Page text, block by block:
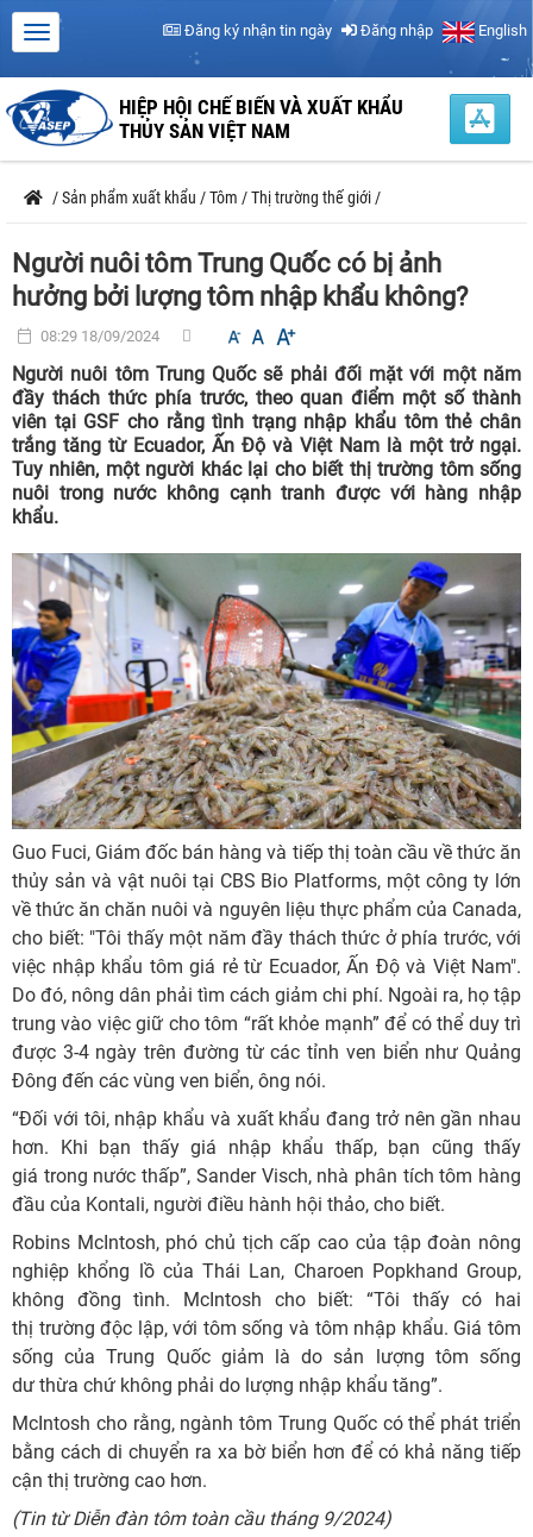
Đăng ký nhận tin ngày Đăng nhập English
HIỆP HỘI CHẾ BIẾN VÀ XUẤT KHẨU
THỦY SẢN VIỆT NAM
/Sản phẩm xuất khẩu /Tôm /Thị trường thế giới /
Người nuôi tôm Trung Quốc có bị ảnh
hưởng bởi lượng tôm nhập khẩu không?
08:29 18/09/2024
Người nuôi tôm Trung Quốc sẽ phải đối mặt với một năm
đầy thách thức phía trước, theo quan điểm một số thành
viên tại GSF cho rằng tình trạng nhập khẩu tôm thẻ chân
trắng tăng từ Ecuador, Ấn Độ và Việt Nam là một trở ngại.
Tuy nhiên, một người khác lại cho biết thị trường tôm sống
nuôi trong nước không cạnh tranh được với hàng nhập
khẩu.
Guo Fuci, Giám đốc bán hàng và tiếp thị toàn cầu về thức ăn
thủy sản và vật nuôi tại CBS Bio Platforms, một công ty lớn
về thức ăn chăn nuôi và nguyên liệu thực phẩm của Canada,
cho biết: "Tôi thấy một năm đầy thách thức ở phía trước, với
việc nhập khẩu tôm giá rẻ từ Ecuador, Ấn Độ và Việt Nam".
Do đó, nông dân phải tìm cách giảm chi phí. Ngoài ra, họ tập
trung vào việc giữ cho tôm “rất khỏe mạnh” để có thể duy trì
được 3-4 ngày trên đường từ các tỉnh ven biển như Quảng
Đông đến các vùng ven biển, ông nói.
“Đối với tôi, nhập khẩu và xuất khẩu đang trở nên gần nhau
hơn. Khi bạn thấy giá nhập khẩu thấp, bạn cũng thấy
giá trong nước thấp”, Sander Visch, nhà phân tích tôm hàng
đầu của Kontali, người điều hành hội thảo, cho biết.
Robins McIntosh, phó chủ tịch cấp cao của tập đoàn nông
nghiệp khổng lồ của Thái Lan, Charoen Popkhand Group,
không đồng tình. McIntosh cho biết: “Tôi thấy có hai
thị trường độc lập, với tôm sống và tôm nhập khẩu. Giá tôm
sống của Trung Quốc giảm là do sản lượng tôm sống
dư thừa chứ không phải do lượng nhập khẩu tăng”.
McIntosh cho rằng, ngành tôm Trung Quốc có thể phát triển
bằng cách di chuyển ra xa bờ biển hơn để có khả năng tiếp
cận thị trường cao hơn.
(Tin từ Diễn đàn tôm toàn cầu tháng 9/2024)